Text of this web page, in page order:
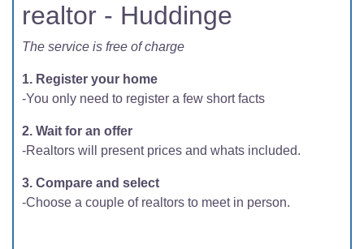
realtor - Huddinge
The service is free of charge
1. Register your home
-You only need to register a few short facts
2. Wait for an offer
-Realtors will present prices and whats included.
3. Compare and select
-Choose a couple of realtors to meet in person.